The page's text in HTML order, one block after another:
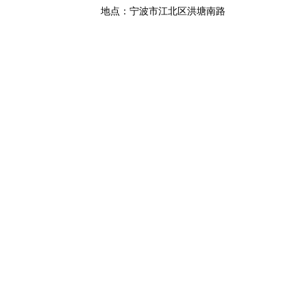
地点：宁波市江北区洪塘南路